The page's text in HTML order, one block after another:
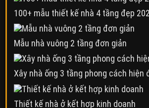
100+ mẫu thiết kế nhà 4 tầng đẹp
Mẫu nhà vuông 2 tầng đơn giản
Xây nhà ống 3 tầng phong cách hiện
Thiết kế nhà ở kết hợp kinh doanh